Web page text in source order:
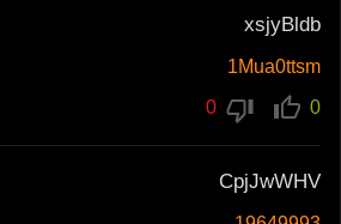
xsjyBldb
1Mua0ttsm
0
CpjJwWHV